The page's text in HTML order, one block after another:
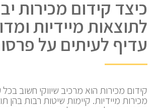
עסקיות מצפן
להצלחה
לקוחותינוכיצד קידום מכירות
לתוצאות מיידיות
עדיף לעיתים על
קידום מכירות הוא מרכיב שיווקי חשוב
מכירות מיידיות. קיימות שיטות רבות בהן